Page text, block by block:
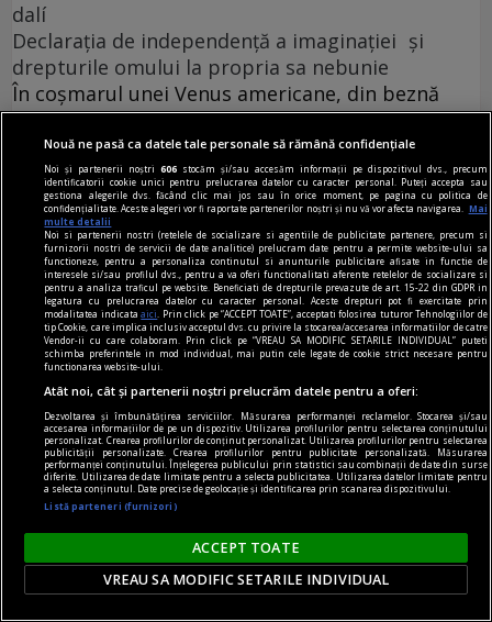
dalí
Declarația de independență a imaginației și
drepturile omului la propria sa nebunie
În coșmarul unei Venus americane, din beznă
apare (ticsit de umbrele uscate) vestitul taxi al
lui Cristofor Columb.
dalí
Gala
Numai Gala și Dalí sînt deghizați într‑o mitologie
deja indestructibilă.
Nouă ne pasă ca datele tale personale să rămână confidențiale
Noi și partenerii noștri606 stocăm și/sau accesăm informații pe dispozitivul dvs., precum
identificatorii cookie unici pentru prelucrarea datelor cu caracter personal. Puteți accepta sau
gestiona alegerile dvs. făcând clic mai jos sau în orice moment, pe pagina cu politica de
confidențialitate. Aceste alegeri vor fi raportate partenerilor noștri și nu vă vor afecta navigarea.
Mai
multe detalii
Noi si partenerii nostri (retelele de socializare si agentiile de publicitate partenere, precum si
furnizorii nostri de servicii de date analitice) prelucram date pentru a permite website-ului sa
functioneze, pentru a personaliza continutul si anunturile publicitare afisate in functie de
interesele si/sau profilul dvs., pentru a va oferi functionalitati aferente retelelor de socializare si
pentru a analiza traficul pe website. Beneficiati de drepturile prevazute de art. 15-22 din GDPR in
legatura cu prelucrarea datelor cu caracter personal. Aceste drepturi pot fi exercitate prin
modalitatea indicataaici
. Prin click pe “ACCEPT TOATE”, acceptati folosirea tuturor Tehnologiilor de
tip Cookie, care implica inclusiv acceptul dvs. cu privire la stocarea/accesarea informatiilor de catre
Vendor-ii cu care colaboram. Prin click pe “VREAU SA MODIFIC SETARILE INDIVIDUAL” puteti
schimba preferintele in mod individual, mai putin cele legate de cookie strict necesare pentru
functionarea website-ului.
Atât noi, cât și partenerii noștri prelucrăm datele pentru a oferi:
Dezvoltarea și îmbunătățirea serviciilor. Măsurarea performanței reclamelor. Stocarea și/sau
accesarea informațiilor de pe un dispozitiv. Utilizarea profilurilor pentru selectarea conținutului
personalizat. Crearea profilurilor de conținut personalizat. Utilizarea profilurilor pentru selectarea
publicității personalizate. Crearea profilurilor pentru publicitate personalizată. Măsurarea
performanței conținutului. Înțelegerea publicului prin statistici sau combinații de date din surse
diferite. Utilizarea de date limitate pentru a selecta publicitatea. Utilizarea datelor limitate pentru
a selecta conținutul. Date precise de geolocație și identificarea prin scanarea dispozitivului.
Listă parteneri (furnizori)
ACCEPT TOATE
VREAU SA MODIFIC SETARILE INDIVIDUAL